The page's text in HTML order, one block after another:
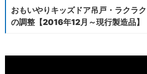
おもいやりキッズドア吊戸・ラクラ
の調整【2016年12月～現行製造品】